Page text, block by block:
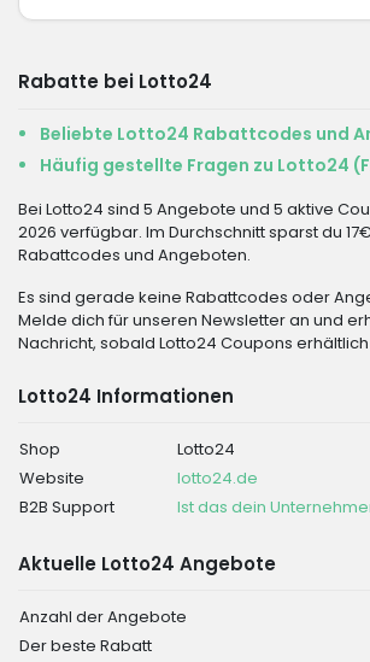
Rabatte bei Lotto24
Beliebte Lotto24 Rabattcodes und
Häufig gestellte Fragen zu Lotto24
Bei Lotto24 sind 5 Angebote und 5 aktive
2026 verfügbar. Im Durchschnitt sparst du
Rabattcodes und Angeboten.
Es sind gerade keine Rabattcodes oder
Melde dich für unseren Newsletter an und
Nachricht, sobald Lotto24 Coupons
Lotto24 Informationen
Shop
Lotto24
Website
lotto24.de
B2B Support
Ist das dein
Aktuelle Lotto24 Angebote
Anzahl der Angebote
Der beste Rabatt